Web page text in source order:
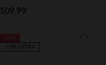
109.99
-10% EXTRA